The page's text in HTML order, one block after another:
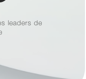
leaders de